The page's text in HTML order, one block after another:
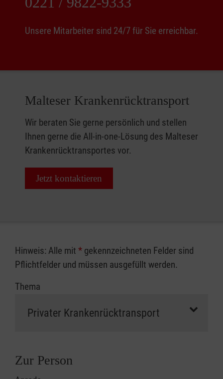
Unsere Mitarbeiter sind 24/7 für Sie erreichbar.
Malteser Krankenrücktransport
Wir beraten Sie gerne persönlich und stellen
Ihnen gerne die All-in-one-Lösung des Malteser
Krankenrücktransportes vor.
Jetzt kontaktieren
Hinweis: Alle mit * gekennzeichneten Felder sind
Pflichtfelder und müssen ausgefüllt werden.
Thema
Zur Person